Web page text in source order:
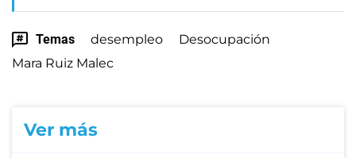
Temas desempleo
Desocupación
Mara Ruiz Malec
Ver más